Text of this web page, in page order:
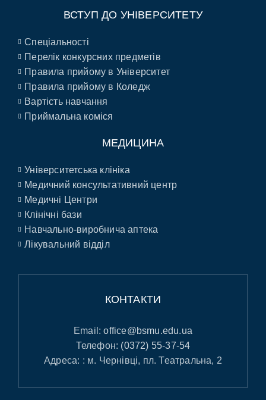
ВСТУП ДО УНІВЕРСИТЕТУ
Спеціальності
Перелік конкурсних предметів
Правила прийому в Університет
Правила прийому в Коледж
Вартість навчання
Приймальна коміся
МЕДИЦИНА
Університетська клініка
Медичний консультативний центр
Медичні Центри
Клінічні бази
Навчально-виробнича аптека
Лікувальний відділ
КОНТАКТИ
Email:office@bsmu.edu.ua
Телефон: (0372) 55-37-54
Адреса: : м. Чернівці, пл. Театральна, 2